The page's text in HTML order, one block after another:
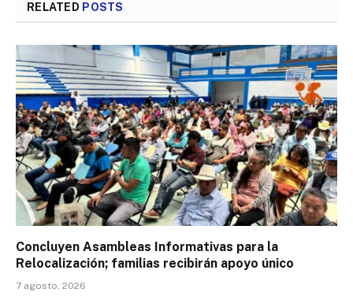
RELATED POSTS
Concluyen Asambleas Informativas para la
Relocalización; familias recibirán apoyo único
7 agosto, 2026